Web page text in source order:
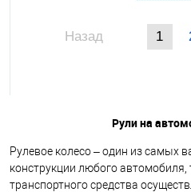
Назад 1
Рули на
Рулевое колесо – один из самых
конструкции любого автомобиля,
транспортного средства